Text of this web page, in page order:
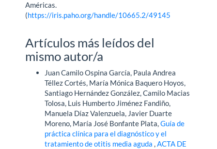
Américas.
(https://iris.paho.org/handle/10665.2/49145
Artículos más leídos del
mismo autor/a
Juan Camilo Ospina García, Paula Andrea
Téllez Cortés, María Mónica Baquero Hoyos,
Santiago Hernández González, Camilo Macias
Tolosa, Luis Humberto Jiménez Fandiño,
Manuela Díaz Valenzuela, Javier Duarte
Moreno, María José Bonfante Plata,Guía de
práctica clínica para el diagnóstico y el
tratamiento de otitis media aguda,ACTA DE